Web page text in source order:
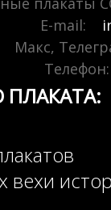
E-mail:
Макс,
Телефон:
ПЛАКАТА:
вехи